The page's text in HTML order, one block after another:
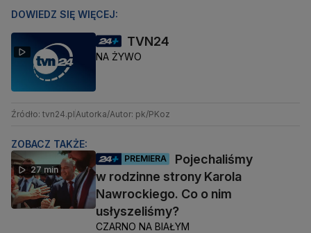
DOWIEDZ SIĘ WIĘCEJ:
TVN24
NA ŻYWO
Źródło: tvn24.pl Autorka/Autor: pk/PKoz
ZOBACZ TAKŻE:
27 min
PREMIERA
Pojechaliśmy
w rodzinne strony Karola
Nawrockiego. Co o nim
usłyszeliśmy?
CZARNO NA BIAŁYM